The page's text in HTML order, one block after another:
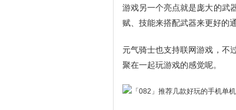
游戏另一个亮点就是庞大的武
赋、技能来搭配武器来更好的
元气骑士也支持联网游戏，不
聚在一起玩游戏的感觉呢。